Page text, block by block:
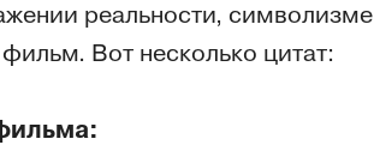
реальности,
Вот несколько цитат: